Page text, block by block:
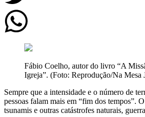
Fábio Coelho, autor do livro “A
Igreja”. (Foto: Reprodução/Na Mesa
Sempre que a intensidade e o número de
pessoas falam mais em “fim dos tempos”.
tsunamis e outras catástrofes naturais,